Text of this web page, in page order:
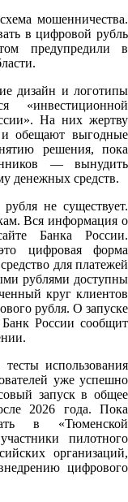
мошенничества.
в цифровой рубль
предупредили в
дизайн и логотипы
«инвестиционной
На них жертву
и обещают выгодные
решения, пока
— вынудить
денежных средств.
не существует.
Вся информация о
Банка России.
цифровая форма
для платежей
рублями доступны
круг клиентов
рубля. О запуске
России сообщит
использования
уже успешно
запуск в общее
2026 года. Пока
в «Тюменской
пилотного
организаций,
цифрового